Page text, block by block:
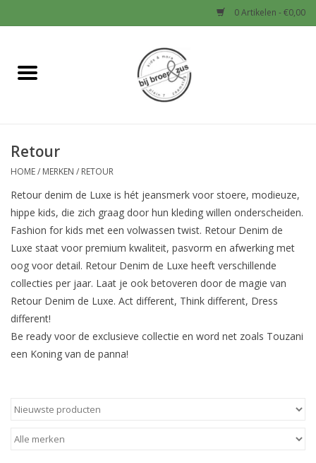
0 Artikelen - €0,00
Home
Baby
Meisjes
Sale!
Schoenen en Tassen
Speelgoed
Retour
HOME/ MERKEN / RETOUR
Retour denim de Luxe is hét jeansmerk voor stoere, modieuze,
hippe kids, die zich graag door hun kleding willen onderscheiden.
Fashion for kids met een volwassen twist. Retour Denim de
Luxe staat voor premium kwaliteit, pasvorm en afwerking met
oog voor detail. Retour Denim de Luxe heeft verschillende
collecties per jaar. Laat je ook betoveren door de magie van
Retour Denim de Luxe. Act different, Think different, Dress
different!
Be ready voor de exclusieve collectie en word net zoals Touzani
een Koning van de panna!